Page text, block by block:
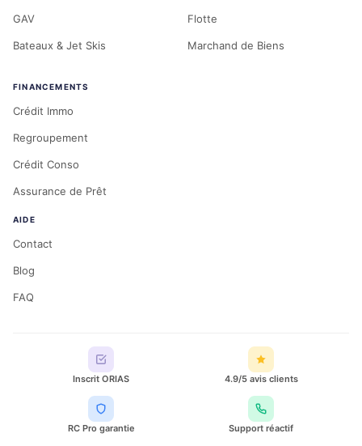
GAV
Bateaux & Jet Skis
Flotte
Marchand de Biens
FINANCEMENTS
Crédit Immo
Regroupement
Crédit Conso
Assurance de Prêt
AIDE
Contact
Blog
FAQ
Inscrit ORIAS 4.9/5 avis clients
RC Pro garantie Support réactif